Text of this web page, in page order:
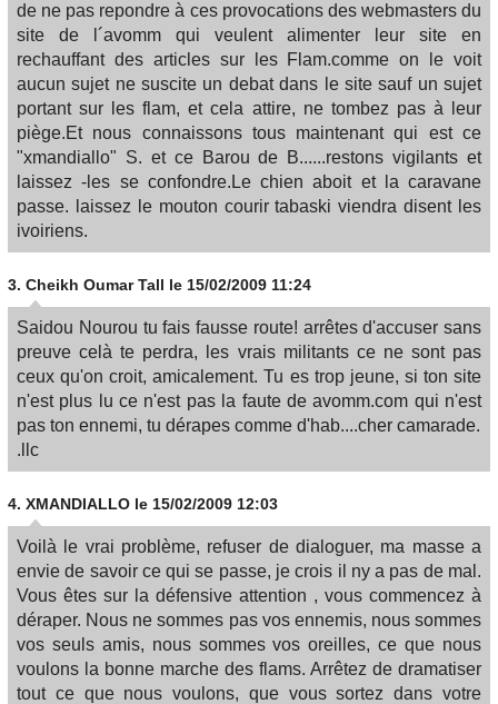
de ne pas repondre à ces provocations des webmasters du
site de l´avomm qui veulent alimenter leur site en
rechauffant des articles sur les Flam.comme on le voit
aucun sujet ne suscite un debat dans le site sauf un sujet
portant sur les flam, et cela attire, ne tombez pas à leur
piège.Et nous connaissons tous maintenant qui est ce
"xmandiallo" S. et ce Barou de B......restons vigilants et
laissez -les se confondre.Le chien aboit et la caravane
passe. laissez le mouton courir tabaski viendra disent les
ivoiriens.
3. Cheikh Oumar Tall le 15/02/2009 11:24
Saidou Nourou tu fais fausse route! arrêtes d'accuser sans
preuve celà te perdra, les vrais militants ce ne sont pas
ceux qu'on croit, amicalement. Tu es trop jeune, si ton site
n'est plus lu ce n'est pas la faute de avomm.com qui n'est
pas ton ennemi, tu dérapes comme d'hab....cher camarade.
.llc
4. XMANDIALLO le 15/02/2009 12:03
Voilà le vrai problème, refuser de dialoguer, ma masse a
envie de savoir ce qui se passe, je crois il ny a pas de mal.
Vous êtes sur la défensive attention , vous commencez à
déraper. Nous ne sommes pas vos ennemis, nous sommes
vos seuls amis, nous sommes vos oreilles, ce que nous
voulons la bonne marche des flams. Arrêtez de dramatiser
tout ce que nous voulons, que vous sortez dans votre